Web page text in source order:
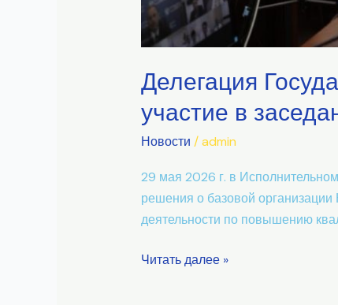
Делегация
участие в
Новости /admin
29 мая 2026 г. в
решения о базовой организации
деятельности по повышению
Читать далее »